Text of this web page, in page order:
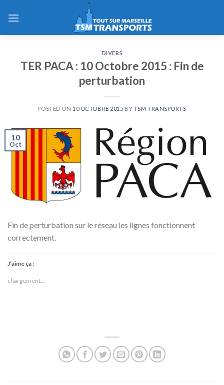
DIVERS
TER PACA : 10 Octobre 2015 : Fin de
perturbation
POSTED ON 10 OCTOBRE 2015 BY TSM TRANSPORTS
10
Oct
Fin de perturbation sur le réseau les lignes fonctionnent
correctement.
J’aime ça :
chargement…